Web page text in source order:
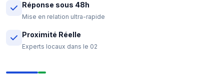
Réponse sous 48h
Mise en relation ultra-rapide
Proximité Réelle
Experts locaux dans le 02